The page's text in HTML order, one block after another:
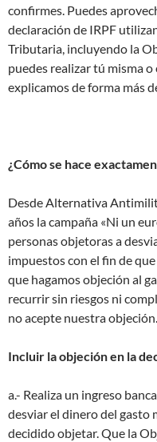
confirmes. Puedes
declaración de IRPF
Tributaria, incluyendo la
puedes realizar tú misma
explicamos de forma más
¿Cómo se hace
Desde Alternativa
años la campaña «Ni un
personas objetoras a
impuestos con el fin de
que hagamos objeción al
recurrir sin riesgos ni
no acepte nuestra objeción.
Incluir la objeción en la
a.- Realiza un ingreso
desviar el dinero del gasto
decidido objetar. Que la